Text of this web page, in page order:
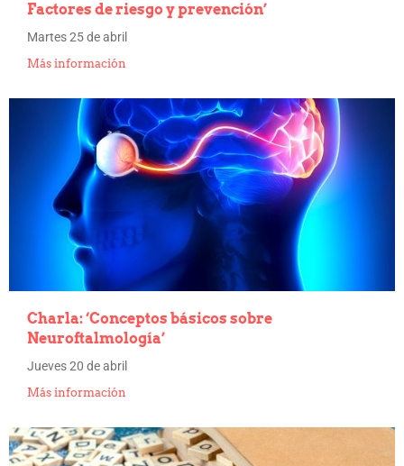
Factores de riesgo y prevención’
Martes 25 de abril
Más información
Charla: ‘Conceptos básicos sobre
Neuroftalmología’
Jueves 20 de abril
Más información